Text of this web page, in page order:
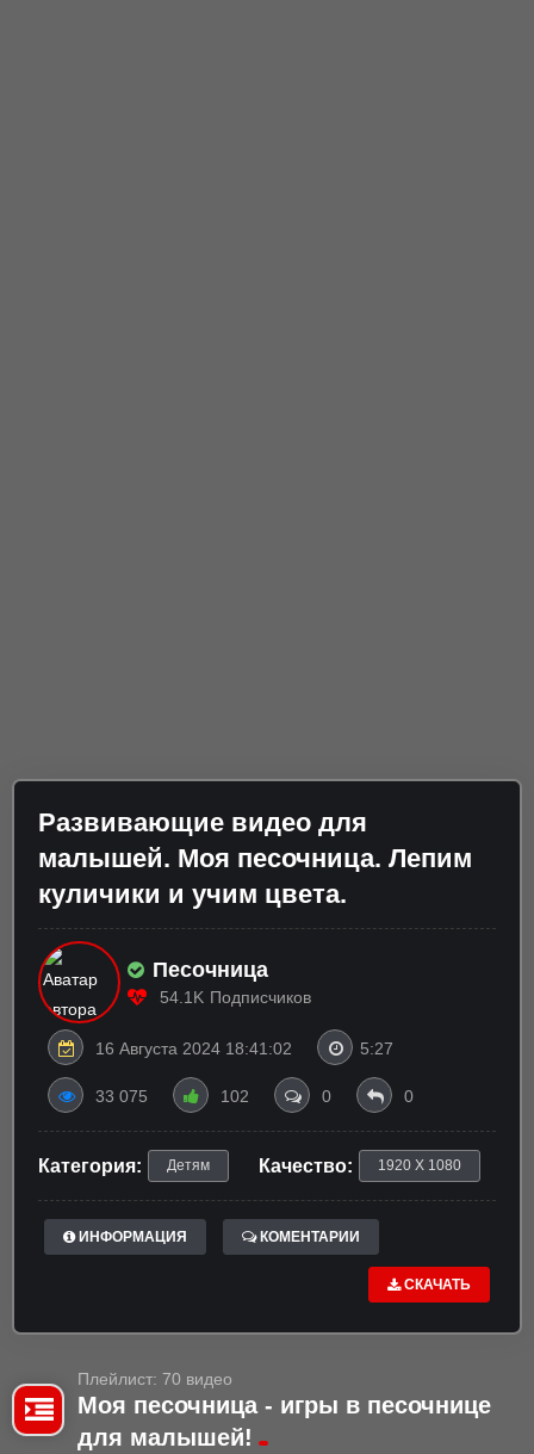
Развивающие видео для
малышей. Моя песочница. Лепим
куличики и учим цвета.
Песочница
54.1K Подписчиков
16 Августа 2024 18:41:02 5:27
33 075 102 0 0
Категория: Детям Качество: 1920 X 1080
ИНФОРМАЦИЯ КОМЕНТАРИИ
СКАЧАТЬ
Плейлист: 70 видео
Моя песочница - игры в песочнице
для малышей!